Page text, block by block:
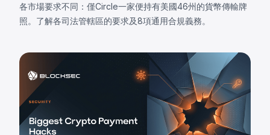
各市場要求不同：僅Circle一家便持有美國46州的貨幣傳輸牌
照。了解各司法管轄區的要求及8項通用合規義務。